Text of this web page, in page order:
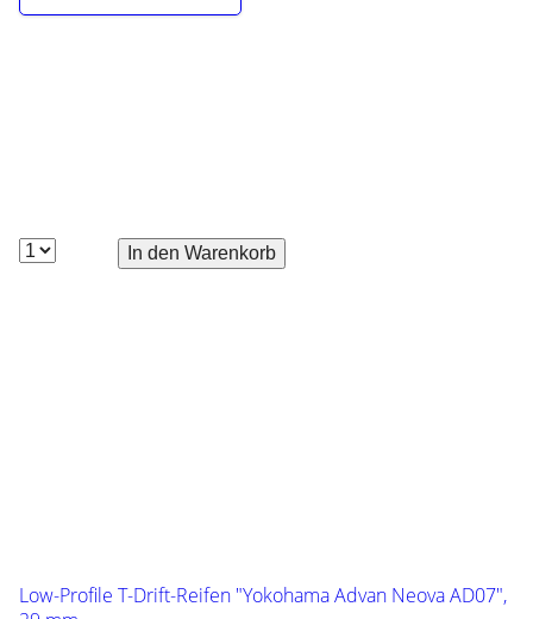
Low-Profile T-Drift-Reifen "Yokohama Advan Neova AD07",